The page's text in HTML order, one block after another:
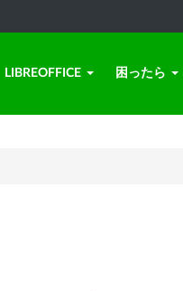
LIBREOFFICE 困ったら